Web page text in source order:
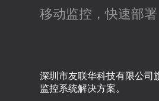
移动监控，快速部署
深圳市友联华科技有限公司
监控系统解决方案。